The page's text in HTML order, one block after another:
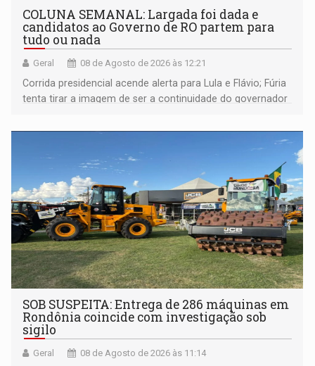
COLUNA SEMANAL: Largada foi dada e
candidatos ao Governo de RO partem para
tudo ou nada
Geral 08 de Agosto de 2026 às 12:21
Corrida presidencial acende alerta para Lula e Flávio; Fúria
tenta tirar a imagem de ser a continuidade do governador
não ter entrado no modo eleição; ABAV faz evento em
SOB SUSPEITA: Entrega de 286 máquinas em
Rondônia coincide com investigação sob
sigilo
Geral 08 de Agosto de 2026 às 11:14